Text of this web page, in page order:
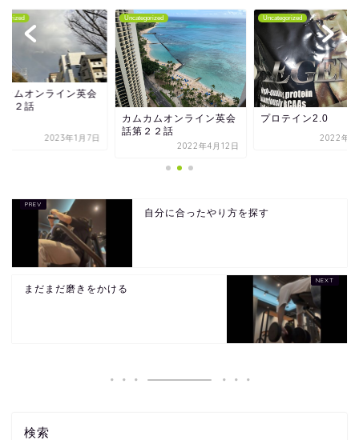
カムオンライン英会
１２話
2023年1月7日
Uncategorized
カムカムオンライン英会
話第２２話
2022年4月12日
Uncategorized
プロテイン2.0
2022年2
自分に合ったやり方を探す
まだまだ磨きをかける
検索